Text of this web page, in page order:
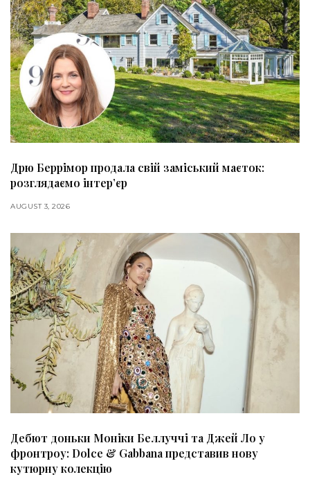
Дрю Беррімор продала свій заміський маєток:
розглядаємо інтер’єр
AUGUST 3, 2026
Дебют доньки Моніки Беллуччі та Джей Ло у
фронтроу: Dolce & Gabbana представив нову
кутюрну колекцію